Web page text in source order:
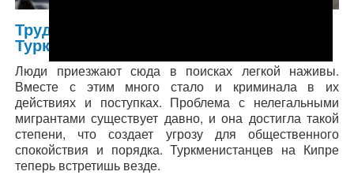
Трудовые мигранты-нелегалы из
Туркменистана заполонили Кипр
Люди приезжают сюда в поисках легкой наживы.
Вместе с этим много стало и криминала в их
действиях и поступках. Проблема с нелегальными
мигрантами существует давно, и она достигла такой
степени, что создает угрозу для общественного
спокойствия и порядка. Туркменистанцев на Кипре
теперь встретишь везде.